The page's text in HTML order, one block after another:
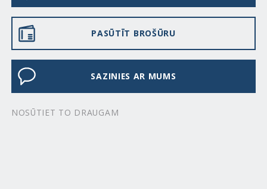
PASŪTĪT BROŠŪRU
SAZINIES AR MUMS
NOSŪTIET TO DRAUGAM